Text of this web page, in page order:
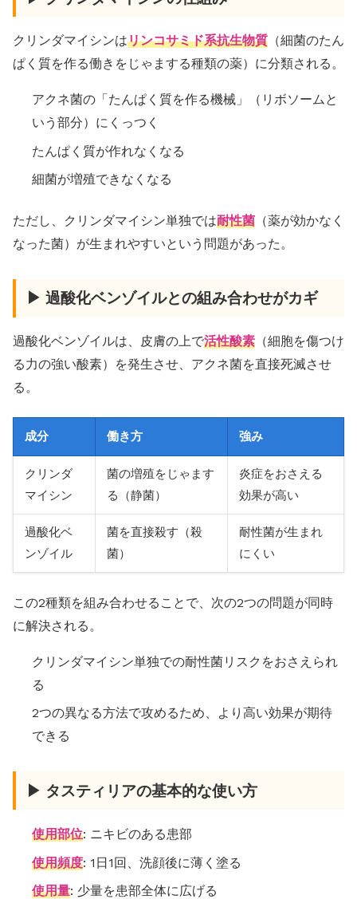
クリンダマイシンはリンコサミド系抗生物質 （細菌のたん
ぱく質を作る働きをじゃまする種類の薬）に分類される。
アクネ菌の「たんぱく質を作る機械」（リボソームと
いう部分）にくっつく
たんぱく質が作れなくなる
細菌が増殖できなくなる
ただし、クリンダマイシン単独では耐性菌 （薬が効かなく
なった菌）が生まれやすいという問題があった。
▶ 過酸化ベンゾイルとの組み合わせがカギ
過酸化ベンゾイルは、皮膚の上で活性酸素 （細胞を傷つけ
る力の強い酸素）を発生させ、アクネ菌を直接死滅させ
る。
成分 働き方 強み
クリンダ
マイシン
菌の増殖をじゃます
る（静菌）
炎症をおさえる
効果が高い
過酸化ベ
ンゾイル
菌を直接殺す（殺
菌）
耐性菌が生まれ
にくい
この2種類を組み合わせることで、次の2つの問題が同時
に解決される。
クリンダマイシン単独での耐性菌リスクをおさえられ
る
2つの異なる方法で攻めるため、より高い効果が期待
できる
▶ タスティリアの基本的な使い方
使用部位: ニキビのある患部
使用頻度: 1日1回、洗顔後に薄く塗る
使用量: 少量を患部全体に広げる